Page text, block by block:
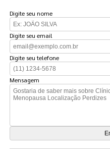
Digite seu nome
Digite seu email
Digite seu telefone
Mensagem